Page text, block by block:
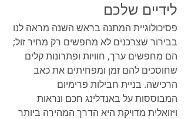
לידיים שלכם
פסיכולוגיית המתנה בראש השנה מראה לנו
בבירור שצרכנים לא מחפשים רק מחיר זול;
הם מחפשים ערך, חוויות ופתרונות קלים
שחוסכים להם זמן ומפחיתים את כאב
הרכישה. בניית חבילות פרימיום
המבוססות על באנדלינג חכם ונראות
ויזואלית מדויקת היא הדרך המהירה ביותר